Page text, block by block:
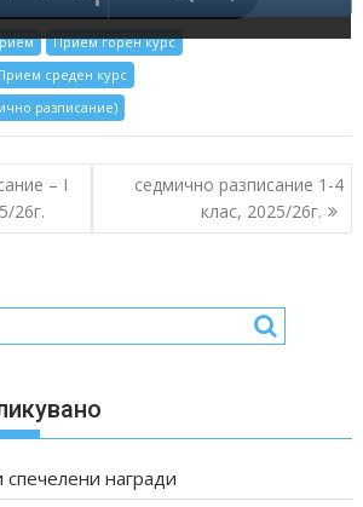
Прием горен курс
среден курс
разписание)
– I
26г.
седмично разписание 1-4
клас, 2025/26г.
награди